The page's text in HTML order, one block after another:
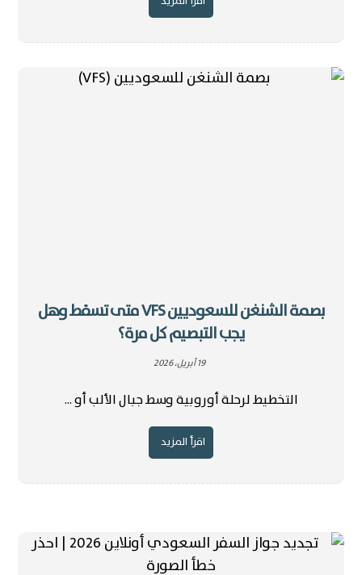
بصمة الشنغن للسعوديين VFS متى تسقط وهل
يجب التبصيم كل مرة؟
19 أبريل، 2026
التخطيط لرحلة أوروبية وسط جبال الألب أو ...
اقرأ المزيد